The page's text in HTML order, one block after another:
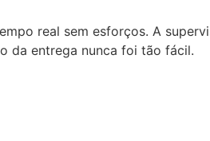
real sem esforços. A
da entrega nunca foi tão fácil.